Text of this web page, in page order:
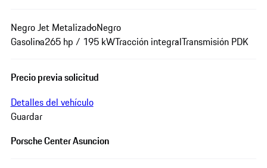
Negro Jet MetalizadoNegro
Gasolina265 hp / 195 kWTracción integralTransmisión PDK
Precio previa solicitud
Detalles del vehículo
Guardar
Porsche Center Asuncion